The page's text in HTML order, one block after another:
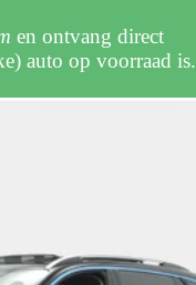
en ontvang direct
auto op voorraad is.